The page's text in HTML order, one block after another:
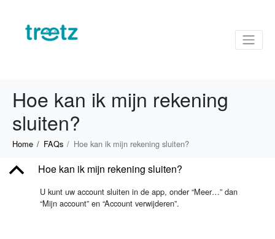
Hoe kan ik mijn rekening
sluiten?
Home FAQs Hoe kan ik mijn rekening sluiten?
B Hoe kan ik mijn rekening sluiten?
U kunt uw account sluiten in de app, onder “Meer…” dan
“Mijn account” en “Account verwijderen”.